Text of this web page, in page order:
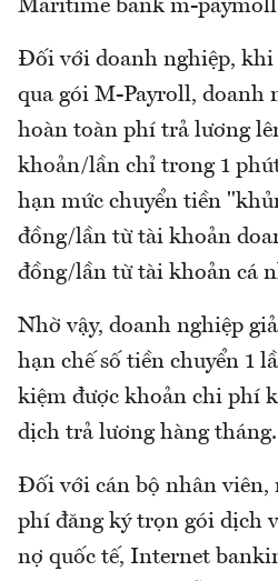
Maritime bank m-
Đối với doanh nghiệp, khi
qua gói M-Payroll, doanh
hoàn toàn phí trả lương
khoản/lần chỉ trong 1
hạn mức chuyển tiền
đồng/lần từ tài khoản
đồng/lần từ tài khoản cá
Nhờ vậy, doanh nghiệp
hạn chế số tiền chuyển 1
kiệm được khoản chi phí
dịch trả lương hàng tháng.
Đối với cán bộ nhân viên,
phí đăng ký trọn gói dịch
nợ quốc tế, Internet